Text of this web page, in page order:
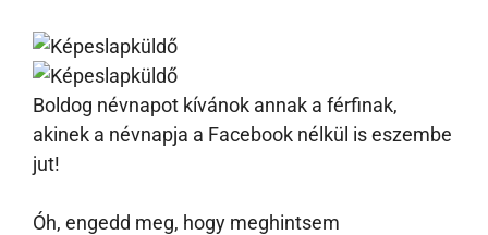
Boldog névnapot kívánok annak a férfinak,
akinek a névnapja a Facebook nélkül is eszembe
jut!
Óh, engedd meg, hogy meghintsem